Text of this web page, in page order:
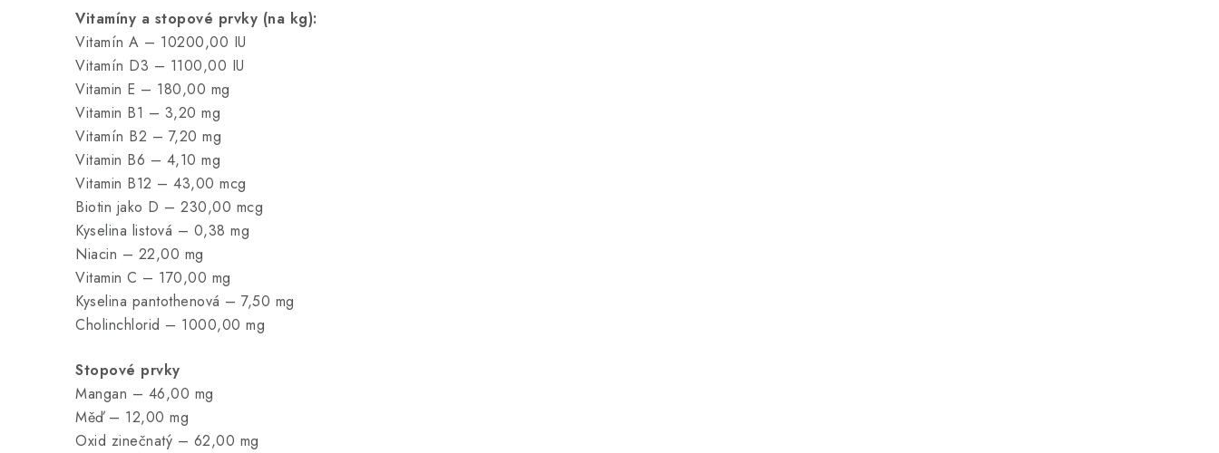
Vitamíny a stopové prvky (na kg):
Vitamín A – 10200,00 IU
Vitamín D3 – 1100,00 IU
Vitamin E – 180,00 mg
Vitamin B1 – 3,20 mg
Vitamín B2 – 7,20 mg
Vitamin B6 – 4,10 mg
Vitamin B12 – 43,00 mcg
Biotin jako D – 230,00 mcg
Kyselina listová – 0,38 mg
Niacin – 22,00 mg
Vitamin C – 170,00 mg
Kyselina pantothenová – 7,50 mg
Cholinchlorid – 1000,00 mg
Stopové prvky
Mangan – 46,00 mg
Měď – 12,00 mg
Oxid zinečnatý – 62,00 mg